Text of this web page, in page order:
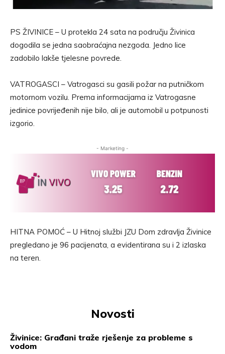
PS ŽIVINICE – U protekla 24 sata na području Živinica
dogodila se jedna saobraćajna nezgoda. Jedno lice
zadobilo lakše tjelesne povrede.
VATROGASCI – Vatrogasci su gasili požar na putničkom
motornom vozilu. Prema informacijama iz Vatrogasne
jedinice povrijeđenih nije bilo, ali je automobil u potpunosti
izgorio.
- Marketing -
HITNA POMOĆ – U Hitnoj službi JZU Dom zdravlja Živinice
pregledano je 96 pacijenata, a evidentirana su i 2 izlaska
na teren.
Novosti
Živinice: Građani traže rješenje za probleme s
vodom